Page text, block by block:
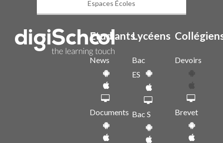
Espaces Écoles
Etudiants
News
Documents
Lycéens
Bac
ES
Bac S
Devoirs
Brevet